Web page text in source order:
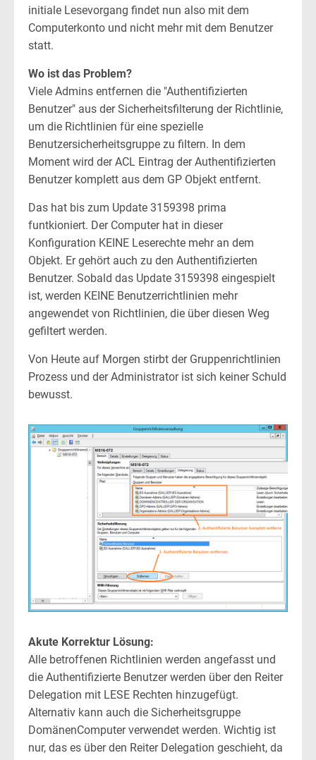
initiale Lesevorgang findet nun also mit dem
Computerkonto und nicht mehr mit dem Benutzer
statt.
Wo ist das Problem?
Viele Admins entfernen die "Authentifizierten
Benutzer" aus der Sicherheitsfilterung der Richtlinie,
um die Richtlinien für eine spezielle
Benutzersicherheitsgruppe zu filtern. In dem
Moment wird der ACL Eintrag der Authentifizierten
Benutzer komplett aus dem GP Objekt entfernt.
Das hat bis zum Update 3159398 prima
funtkioniert. Der Computer hat in dieser
Konfiguration KEINE Leserechte mehr an dem
Objekt. Er gehört auch zu den Authentifizierten
Benutzer. Sobald das Update 3159398 eingespielt
ist, werden KEINE Benutzerrichtlinien mehr
angewendet von Richtlinien, die über diesen Weg
gefiltert werden.
Von Heute auf Morgen stirbt der Gruppenrichtlinien
Prozess und der Administrator ist sich keiner Schuld
bewusst.
Akute Korrektur Lösung:
Alle betroffenen Richtlinien werden angefasst und
die Authentifizierte Benutzer werden über den Reiter
Delegation mit LESE Rechten hinzugefügt.
Alternativ kann auch die Sicherheitsgruppe
DomänenComputer verwendet werden. Wichtig ist
nur, das es über den Reiter Delegation geschieht, da